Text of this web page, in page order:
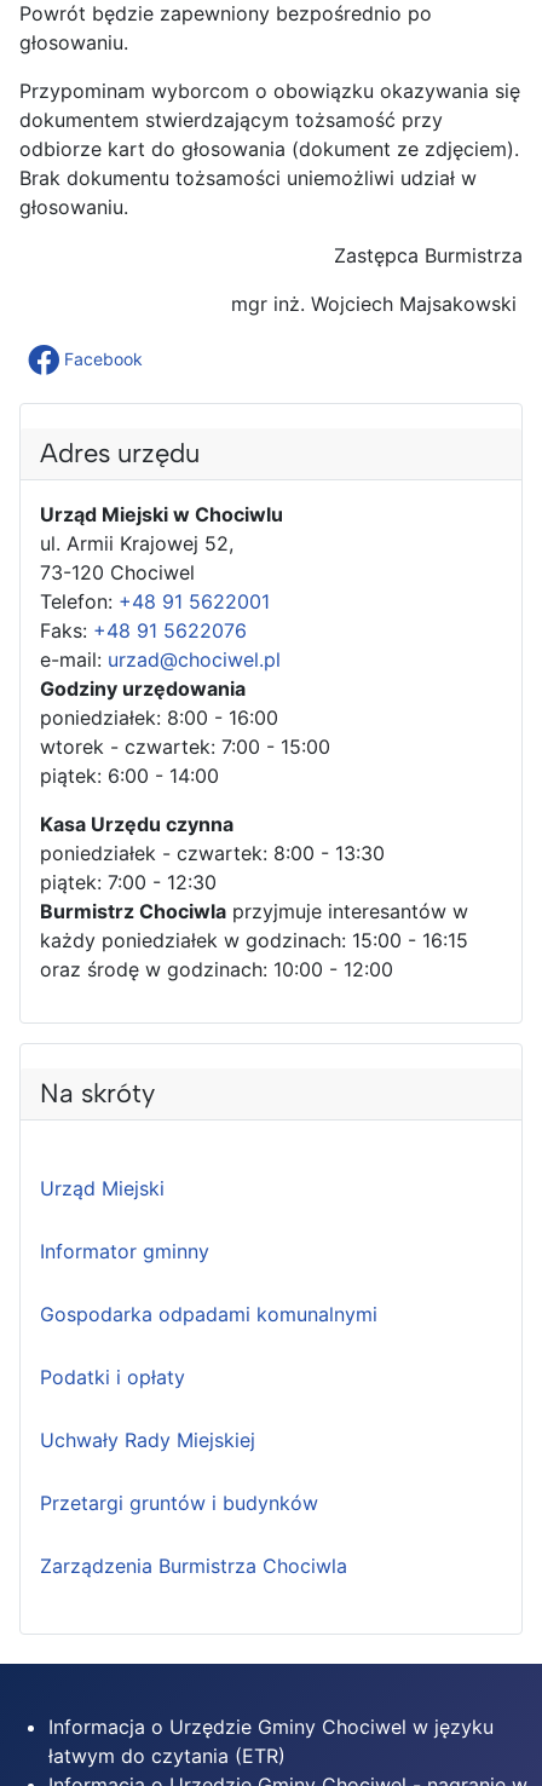
Powrót będzie zapewniony bezpośrednio po
głosowaniu.
Przypominam wyborcom o obowiązku okazywania się
dokumentem stwierdzającym tożsamość przy
odbiorze kart do głosowania (dokument ze zdjęciem).
Brak dokumentu tożsamości uniemożliwi udział w
głosowaniu.
Zastępca Burmistrza
mgr inż. Wojciech Majsakowski
Facebook
Adres urzędu
Urząd Miejski w Chociwlu
ul. Armii Krajowej 52,
73-120 Chociwel
Telefon: +48 91 5622001
Faks: +48 91 5622076
e-mail: urzad@chociwel.pl
Godziny urzędowania
poniedziałek: 8:00 - 16:00
wtorek - czwartek: 7:00 - 15:00
piątek: 6:00 - 14:00
Kasa Urzędu czynna
poniedziałek - czwartek: 8:00 - 13:30
piątek: 7:00 - 12:30
Burmistrz Chociwla przyjmuje interesantów w
każdy poniedziałek w godzinach: 15:00 - 16:15
oraz środę w godzinach: 10:00 - 12:00
Na skróty
Urząd Miejski
Informator gminny
Gospodarka odpadami komunalnymi
Podatki i opłaty
Uchwały Rady Miejskiej
Przetargi gruntów i budynków
Zarządzenia Burmistrza Chociwla
Informacja o Urzędzie Gminy Chociwel w języku
łatwym do czytania (ETR)